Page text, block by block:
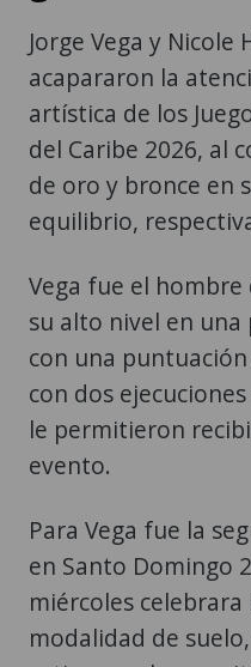
Jorge Vega y Nicole
acapararon la
artística de los
del Caribe 2026, al
de oro y bronce en
equilibrio,
Vega fue el
su alto nivel en
con una
con dos
le permitieron
evento.
Para Vega fue la
en Santo Domingo
miércoles
modalidad de